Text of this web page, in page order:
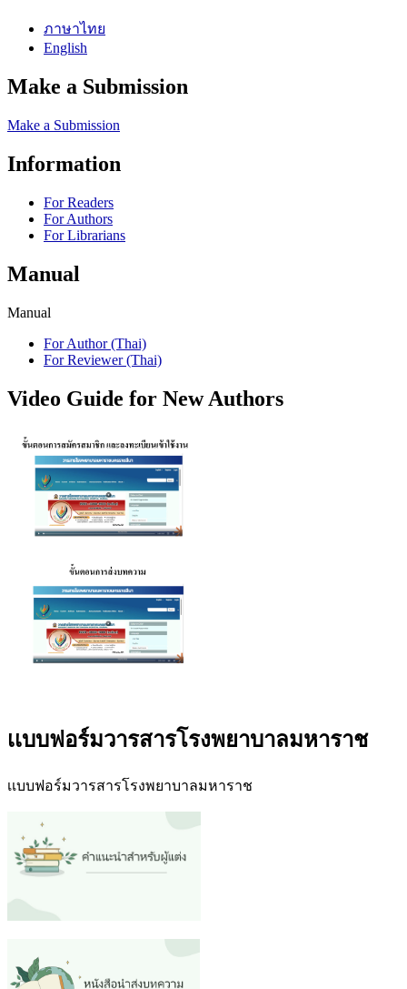
ภาษาไทย
English
Make a Submission
Make a Submission
Information
For Readers
For Authors
For Librarians
Manual
Manual
For Author (Thai)
For Reviewer (Thai)
Video Guide for New Authors
เเบบฟอร์มวารสารโรงพยาบาลมหาราช
เเบบฟอร์มวารสารโรงพยาบาลมหาราช